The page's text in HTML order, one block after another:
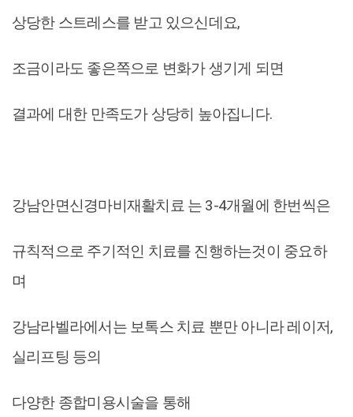
상당한 스트레스를 받고 있으신데요,
조금이라도 좋은쪽으로 변화가 생기게 되면
결과에 대한 만족도가 상당히 높아집니다.
강남안면신경마비재활치료 는 3-4개월에 한번씩은
규칙적으로 주기적인 치료를 진행하는것이 중요하
며
강남라벨라에서는 보톡스 치료 뿐만 아니라 레이저,
실리프팅 등의
다양한 종합미용시술을 통해